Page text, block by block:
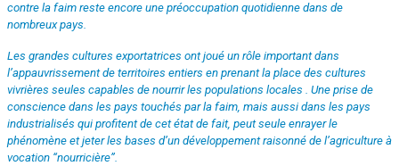
contre la faim reste encore une préoccupation quotidienne dans de
nombreux pays.
Les grandes cultures exportatrices ont joué un rôle important dans
l’appauvrissement de territoires entiers en prenant la place des cultures
vivrières seules capables de nourrir les populations locales . Une prise de
conscience dans les pays touchés par la faim, mais aussi dans les pays
industrialisés qui profitent de cet état de fait, peut seule enrayer le
phénomène et jeter les bases d’un développement raisonné de l’agriculture à
vocation “nourricière”.